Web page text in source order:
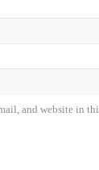
and website in